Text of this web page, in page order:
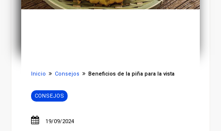
Inicio Consejos Beneficios de la piña para la vista
CONSEJOS
19/09/2024